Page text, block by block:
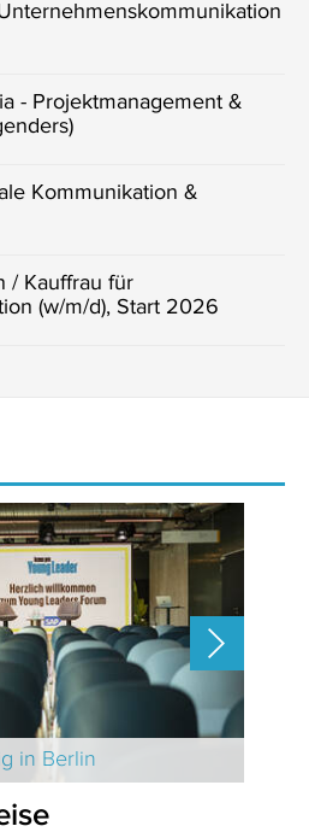
- Projektmanagement &
Kommunikation &
/ Kauffrau für
(w/m/d), Start 2026
in Berlin